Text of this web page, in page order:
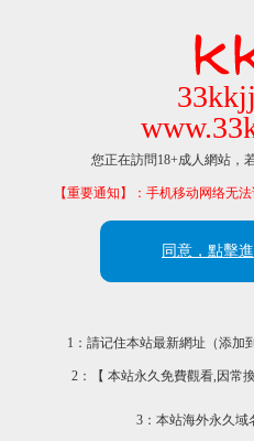
您正在訪問18+成人網站，
【重要通知】：手机移动网络无
同意，點擊
1：請记住本站最新網址（添加
2：【 本站永久免費觀看,因常
3：本站海外永久域